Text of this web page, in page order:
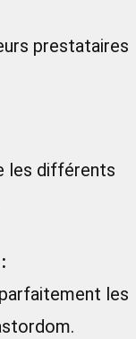
prestataires
les différents
les